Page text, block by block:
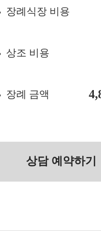
장례식장 비용
상조 비용
장례 금액
상담 예약하기